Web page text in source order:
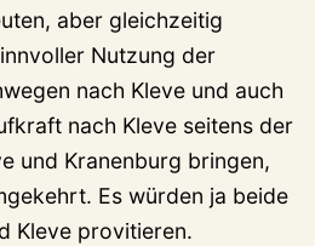
aber gleichzeitig
Nutzung der
nach Kleve und auch
nach Kleve seitens der
und Kranenburg bringen,
Es würden ja beide
Kleve provitieren.